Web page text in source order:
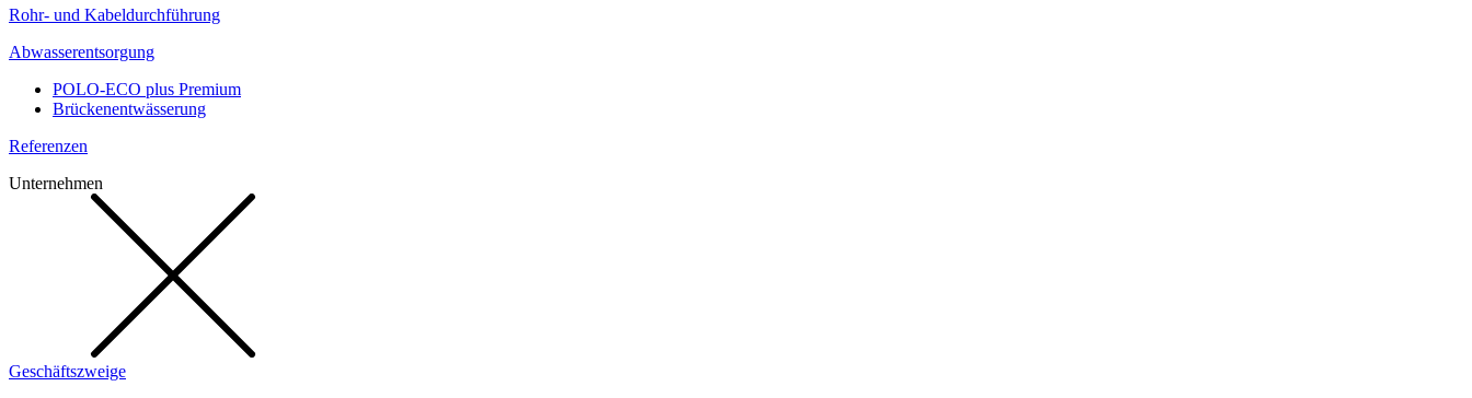
Rohr- und Kabeldurchführung
Abwasserentsorgung
POLO-ECO plus Premium
Brückenentwässerung
Referenzen
Unternehmen
Geschäftszweige